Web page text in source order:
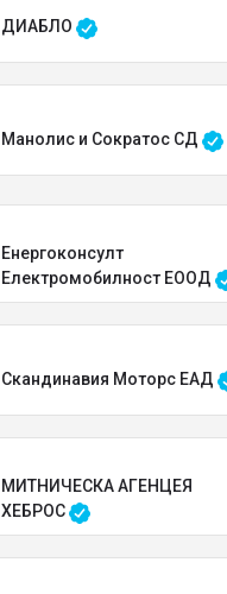
ДИАБЛО
Манолис и Сократос СД
Енергоконсулт
Електромобилност ЕООД
Скандинавия Моторс ЕАД
МИТНИЧЕСКА АГЕНЦЕЯ
ХЕБРОС